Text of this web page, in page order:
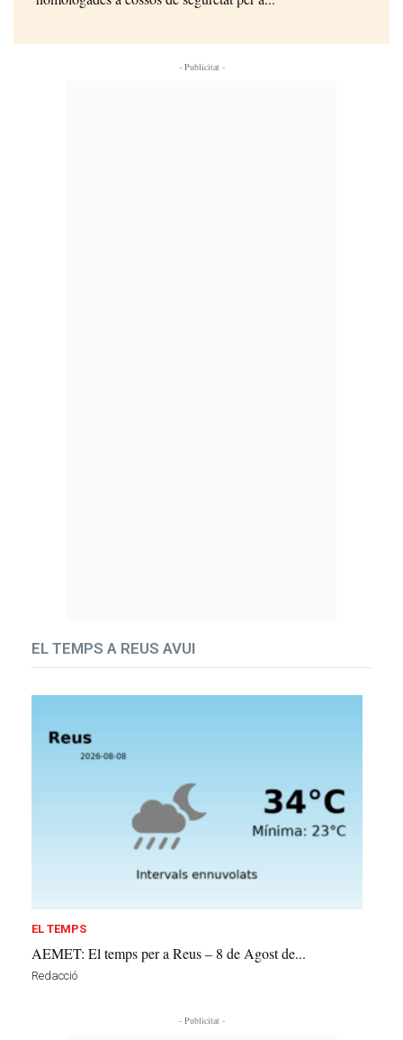
- Publicitat -
EL TEMPS A REUS AVUI
EL TEMPS
AEMET: El temps per a Reus – 8 de Agost de...
Redacció
- Publicitat -